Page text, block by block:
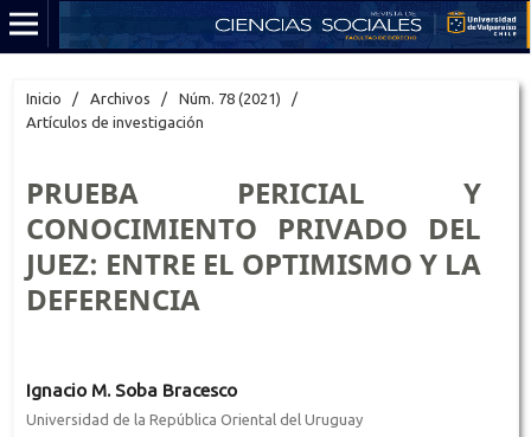
Inicio / Archivos / Núm. 78 (2021)
/
Artículos de investigación
PRUEBA PERICIAL Y
CONOCIMIENTO PRIVADO DEL
JUEZ: ENTRE EL OPTIMISMO Y LA
DEFERENCIA
Ignacio M. Soba Bracesco
Universidad de la República Oriental del Uruguay